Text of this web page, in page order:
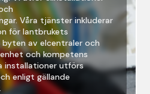
Våra tjänster inkluderar
för lantbrukets
av elcentraler och
och kompetens
installationer utförs
enligt gällande